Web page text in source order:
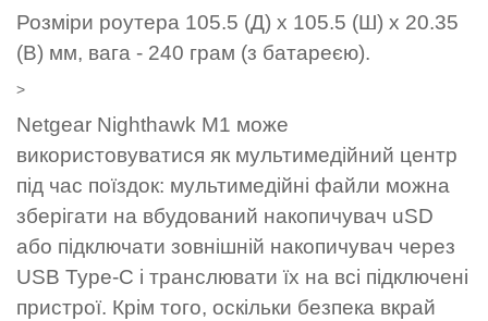
Розміри роутера 105.5 (Д) x 105.5 (Ш) x 20.35
(В) мм, вага - 240 грам (з батареєю).
>
Netgear Nighthawk M1 може
використовуватися як мультимедійний центр
під час поїздок: мультимедійні файли можна
зберігати на вбудований накопичувач uSD
або підключати зовнішній накопичувач через
USB Type-C і транслювати їх на всі підключені
пристрої. Крім того, оскільки безпека вкрай